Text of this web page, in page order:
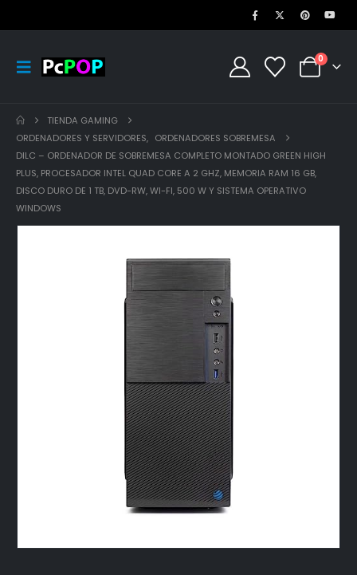
0
TIENDA GAMING
ORDENADORES Y SERVIDORES, ORDENADORES SOBREMESA
DILC – ORDENADOR DE SOBREMESA COMPLETO MONTADO GREEN HIGH
PLUS, PROCESADOR INTEL QUAD CORE A 2 GHZ, MEMORIA RAM 16 GB,
DISCO DURO DE 1 TB, DVD-RW, WI-FI, 500 W Y SISTEMA OPERATIVO
WINDOWS